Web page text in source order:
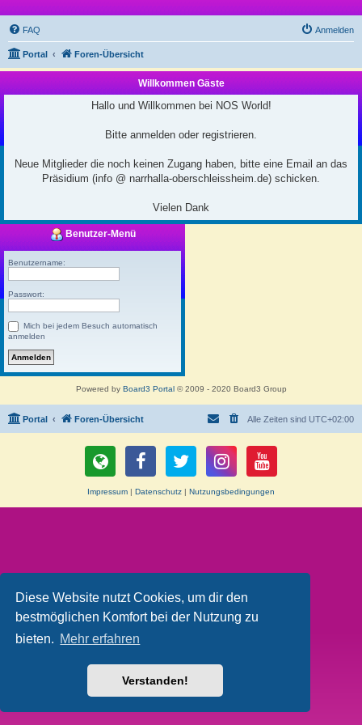
Diese Website nutzt Cookies, um dir den
bestmöglichen Komfort bei der Nutzung zu
bieten. Mehr erfahren
Verstanden!
FAQ Anmelden
Portal Foren-Übersicht
Willkommen Gäste
Hallo und Willkommen bei NOS World!
Bitte anmelden oder registrieren.
Neue Mitglieder die noch keinen Zugang haben, bitte eine Email an das
Präsidium (info @ narrhalla-oberschleissheim.de) schicken.
Vielen Dank
Benutzer-Menü
Benutzername:
Passwort:
Mich bei jedem Besuch automatisch
anmelden
Powered by Board3 Portal© 2009 - 2020 Board3 Group
Portal Foren-Übersicht Alle Zeiten sind UTC+02:00
Impressum | Datenschutz | Nutzungsbedingungen